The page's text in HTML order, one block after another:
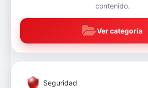
contenido.
Ver categoría
Seguridad